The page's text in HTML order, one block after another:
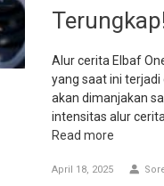
Alur cerita Elbaf
yang saat ini
akan dimanjakan
intensitas alur
Read more
April 18, 2025